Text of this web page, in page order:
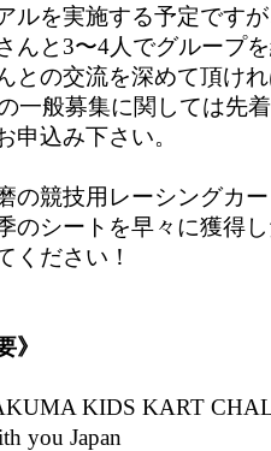
ルを実施する予定です
んと3〜4人でグループ
との交流を深めて頂け
一般募集に関しては先
申込み下さい。
の競技用レーシングカ
のシートを早々に獲得
ください！
》
KIDS KART
you Japan